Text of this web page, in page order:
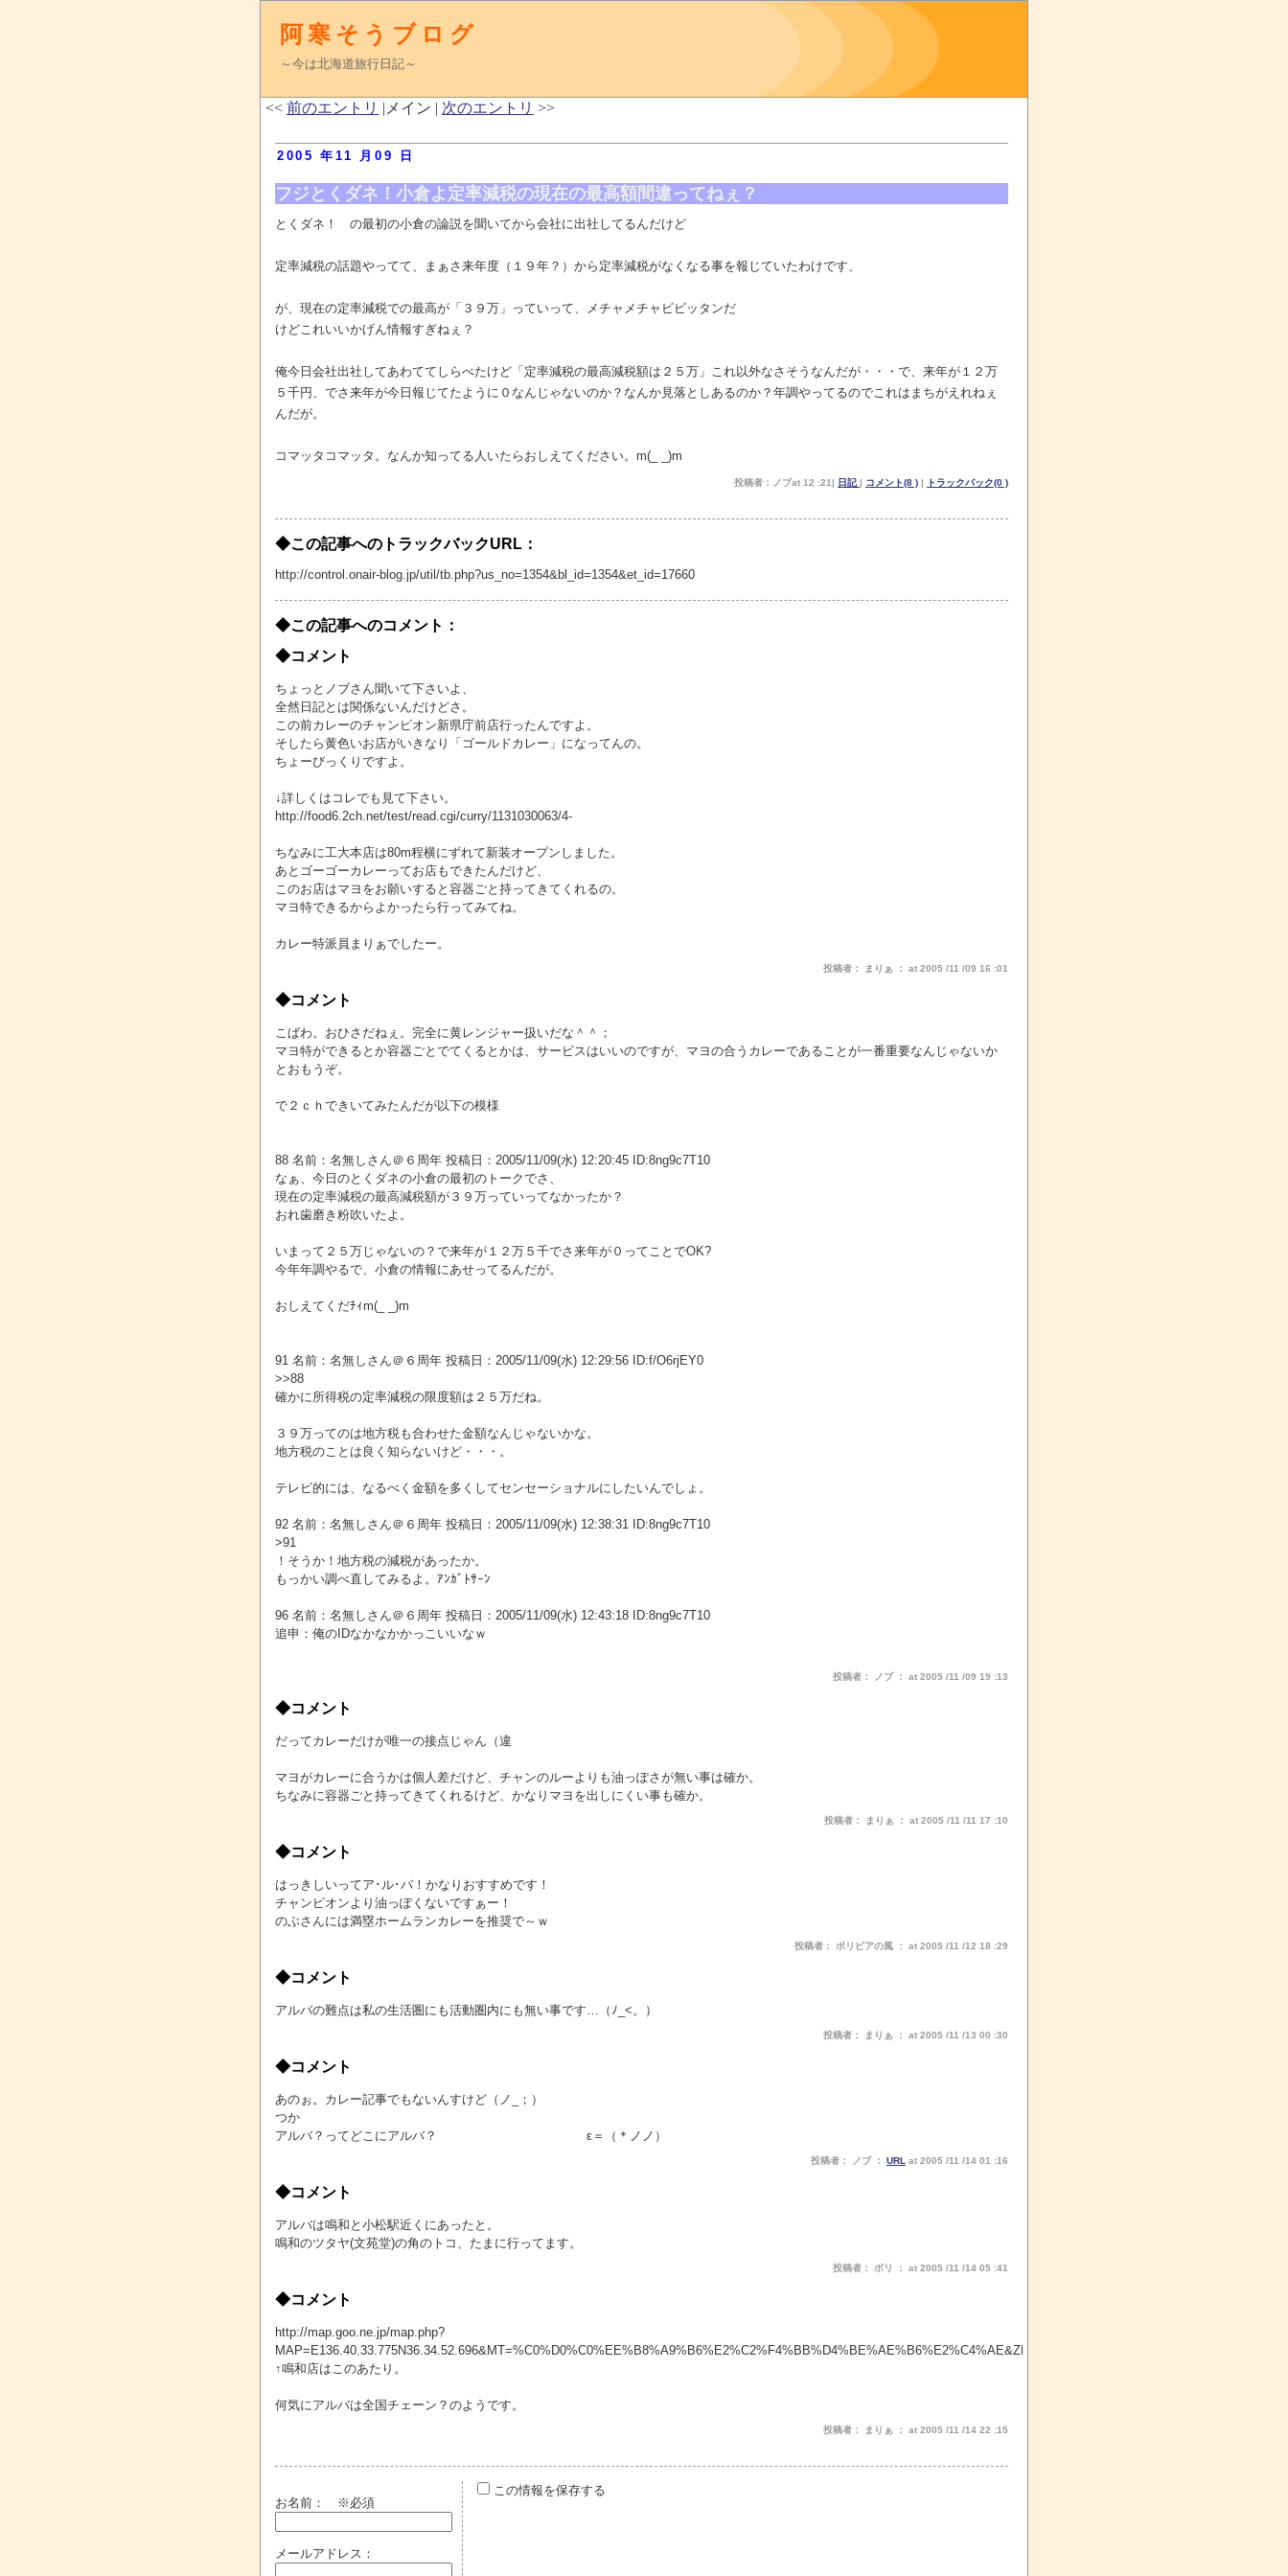
阿寒そうブログ
～今は北海道旅行日記～
<< 前のエントリ |メイン | 次のエントリ >>
2005 年11 月09 日
フジとくダネ！小倉よ定率減税の現在の最高額間違ってねぇ？
とくダネ！ の最初の小倉の論説を聞いてから会社に出社してるんだけど
定率減税の話題やってて、まぁさ来年度（１９年？）から定率減税がなくなる事を報じていたわけです、
が、現在の定率減税での最高が「３９万」っていって、メチャメチャビビッタンだ
けどこれいいかげん情報すぎねぇ？
俺今日会社出社してあわててしらべたけど「定率減税の最高減税額は２５万」これ以外なさそうなんだが・・・で、来年が１２万
５千円、でさ来年が今日報じてたように０なんじゃないのか？なんか見落としあるのか？年調やってるのでこれはまちがえれねぇ
んだが。
コマッタコマッタ。なんか知ってる人いたらおしえてください。m(_ _)m
投稿者：ノブat 12 :21| 日記| コメント(8 ) | トラックバック(0 )
◆この記事へのトラックバックURL：
http://control.onair-blog.jp/util/tb.php?us_no=1354&bl_id=1354&et_id=17660
◆この記事へのコメント：
◆コメント
ちょっとノブさん聞いて下さいよ、
全然日記とは関係ないんだけどさ。
この前カレーのチャンピオン新県庁前店行ったんですよ。
そしたら黄色いお店がいきなり「ゴールドカレー」になってんの。
ちょーびっくりですよ。
↓詳しくはコレでも見て下さい。
http://food6.2ch.net/test/read.cgi/curry/1131030063/4-
ちなみに工大本店は80m程横にずれて新装オープンしました。
あとゴーゴーカレーってお店もできたんだけど、
このお店はマヨをお願いすると容器ごと持ってきてくれるの。
マヨ特できるからよかったら行ってみてね。
カレー特派員まりぁでしたー。
投稿者： まりぁ ： at 2005 /11 /09 16 :01
◆コメント
こばわ。おひさだねぇ。完全に黄レンジャー扱いだな＾＾；
マヨ特ができるとか容器ごとでてくるとかは、サービスはいいのですが、マヨの合うカレーであることが一番重要なんじゃないか
とおもうぞ。
で２ｃｈできいてみたんだが以下の模様
88 名前：名無しさん＠６周年 投稿日：2005/11/09(水) 12:20:45 ID:8ng9c7T10
なぁ、今日のとくダネの小倉の最初のトークでさ、
現在の定率減税の最高減税額が３９万っていってなかったか？
おれ歯磨き粉吹いたよ。
いまって２５万じゃないの？で来年が１２万５千でさ来年が０ってことでOK?
今年年調やるで、小倉の情報にあせってるんだが。
おしえてくだﾁｨm(_ _)m
91 名前：名無しさん＠６周年 投稿日：2005/11/09(水) 12:29:56 ID:f/O6rjEY0
>>88
確かに所得税の定率減税の限度額は２５万だね。
３９万ってのは地方税も合わせた金額なんじゃないかな。
地方税のことは良く知らないけど・・・。
テレビ的には、なるべく金額を多くしてセンセーショナルにしたいんでしょ。
92 名前：名無しさん＠６周年 投稿日：2005/11/09(水) 12:38:31 ID:8ng9c7T10
>91
！そうか！地方税の減税があったか。
もっかい調べ直してみるよ。ｱﾝｶﾞﾄｻｰﾝ
96 名前：名無しさん＠６周年 投稿日：2005/11/09(水) 12:43:18 ID:8ng9c7T10
追申：俺のIDなかなかかっこいいなｗ
投稿者： ノブ ： at 2005 /11 /09 19 :13
◆コメント
だってカレーだけが唯一の接点じゃん（違
マヨがカレーに合うかは個人差だけど、チャンのルーよりも油っぽさが無い事は確か。
ちなみに容器ごと持ってきてくれるけど、かなりマヨを出しにくい事も確か。
投稿者： まりぁ ： at 2005 /11 /11 17 :10
◆コメント
はっきしいってア･ル･バ！かなりおすすめです！
チャンピオンより油っぽくないですぁー！
のぶさんには満塁ホームランカレーを推奨で～ｗ
投稿者： ボリビアの風 ： at 2005 /11 /12 18 :29
◆コメント
アルバの難点は私の生活圏にも活動圏内にも無い事です…（ﾉ_<。）
投稿者： まりぁ ： at 2005 /11 /13 00 :30
◆コメント
あのぉ。カレー記事でもないんすけど（ノ_；）
つか
アルバ？ってどこにアルバ？ ε＝（＊ノノ）
投稿者： ノブ ： URL at 2005 /11 /14 01 :16
◆コメント
アルバは鳴和と小松駅近くにあったと。
鳴和のツタヤ(文苑堂)の角のトコ、たまに行ってます。
投稿者： ボリ ： at 2005 /11 /14 05 :41
◆コメント
http://map.goo.ne.jp/map.php?
MAP=E136.40.33.775N36.34.52.696&MT=%C0%D0%C0%EE%B8%A9%B6%E2%C2%F4%BB%D4%BE%AE%B6%E2%C4%AE&ZM=9
↑鳴和店はこのあたり。
何気にアルバは全国チェーン？のようです。
投稿者： まりぁ ： at 2005 /11 /14 22 :15
お名前： ※必須
メールアドレス：
この情報を保存する